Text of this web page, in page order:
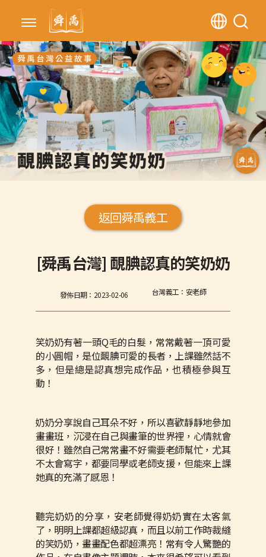
返回舜禹義工
[舜禹台灣] 靦腆認真的笑奶奶
發佈日期： 2023-02-06 台灣義工：安老師
笑奶奶有著一頭Q毛的白髮，常常戴著一頂可愛
的小圓帽，是位靦腆可愛的長者，上課雖然話不
多，但是總是認真想完成作品，也積極參與互
動！
奶奶分享說自己耳朵不好，所以喜歡靜靜地參加
畫畫班，沉浸在自己與畫筆的世界裡，心情就會
很好！雖然自己常常畫不好需要老師幫忙，尤其
不太會寫字，都要同學或老師支援，但能來上課
她真的充滿了感恩！
聽完奶奶的分享，安老師覺得奶奶實在太客氣
了，明明上課都超級認真，而且以前工作時裁縫
的笑奶奶，畫畫配色都超漂亮！常有令人驚艷的